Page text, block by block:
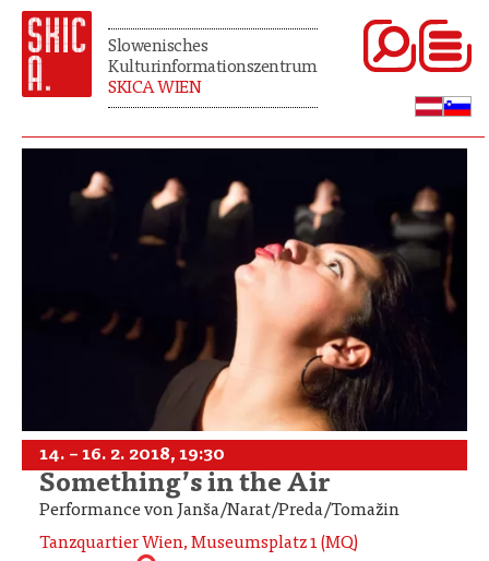
Slowenisches
Kulturinformationszentrum
SKICA WIEN
14. – 16. 2. 2018, 19:30
Something’s in the Air
Performance von Janša/Narat/Preda/Tomažin
Tanzquartier Wien, Museumsplatz 1 (MQ)